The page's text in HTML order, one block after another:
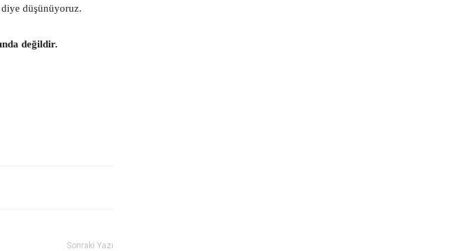
düşünüyoruz.
değildir.
Sonraki Yazı